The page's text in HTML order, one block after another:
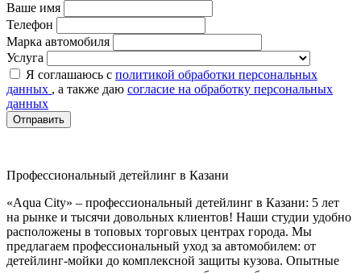
Ваше имя
Телефон
Марка автомобиля
Услуга
Я соглашаюсь с политикой обработки персональных
данных , а также даю согласие на обработку персональных
данных
Отправить
Профессиональный детейлинг в Казани
«Aqua City» – профессиональный детейлинг в Казани: 5 лет
на рынке и тысячи довольных клиентов! Наши студии удобно
расположены в топовых торговых центрах города. Мы
предлагаем профессиональный уход за автомобилем: от
детейлинг‑мойки до комплексной защиты кузова. Опытные